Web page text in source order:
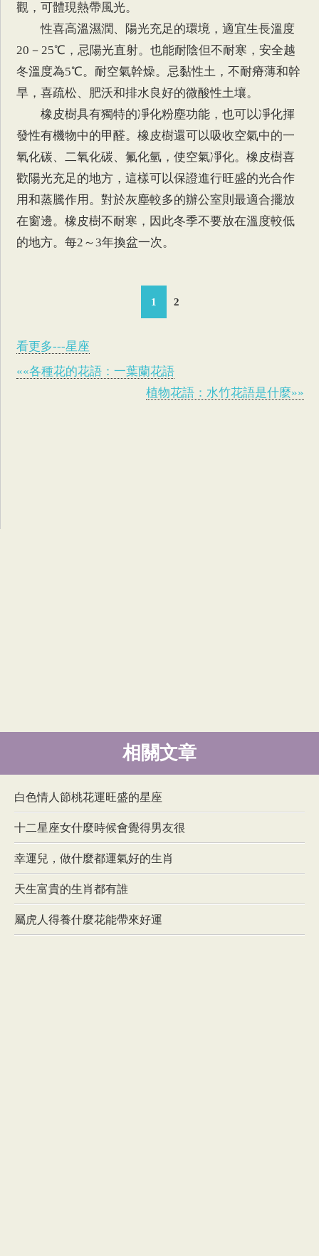
觀，可體現熱帶風光。
性喜高溫濕潤、陽光充足的環境，適宜生長溫度
20－25℃，忌陽光直射。也能耐陰但不耐寒，安全越
冬溫度為5℃。耐空氣幹燥。忌黏性土，不耐瘠薄和幹
旱，喜疏松、肥沃和排水良好的微酸性土壤。
橡皮樹具有獨特的凈化粉塵功能，也可以凈化揮
發性有機物中的甲醛。橡皮樹還可以吸收空氣中的一
氧化碳、二氧化碳、氟化氫，使空氣凈化。橡皮樹喜
歡陽光充足的地方，這樣可以保證進行旺盛的光合作
用和蒸騰作用。對於灰塵較多的辦公室則最適合擺放
在窗邊。橡皮樹不耐寒，因此冬季不要放在溫度較低
的地方。每2～3年換盆一次。
1 2
看更多---星座
««各種花的花語：一葉蘭花語
植物花語：水竹花語是什麼»»
相關文章
白色情人節桃花運旺盛的星座
十二星座女什麼時候會覺得男友很
幸運兒，做什麼都運氣好的生肖
天生富貴的生肖都有誰
屬虎人得養什麼花能帶來好運